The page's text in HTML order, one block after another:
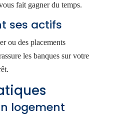
fait gagner du temps.
ses actifs
ou des placements
les banques sur votre
logement